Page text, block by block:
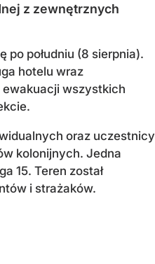
z zewnętrznych
po południu (8 sierpnia).
hotelu wraz
ewakuacji wszystkich
oraz uczestnicy
kolonijnych. Jedna
15. Teren został
i strażaków.